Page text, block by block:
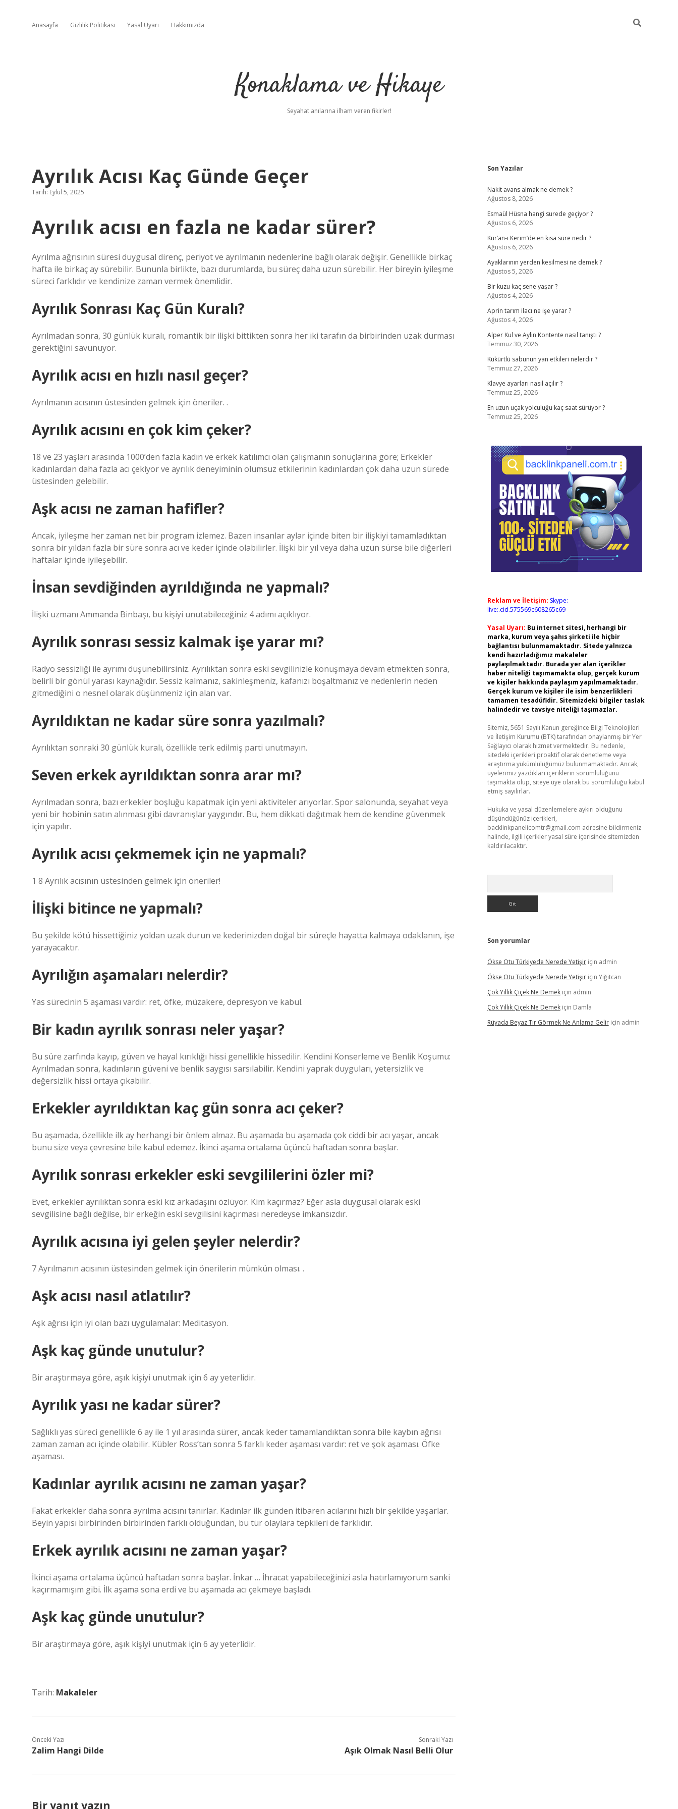
Anasayfa Gizlilik Politikası Yasal Uyarı Hakkımızda
Konaklama ve Hikaye
Seyahat anılarına ilham veren fikirler!
Ayrılık Acısı Kaç Günde Geçer
Tarih: Eylül 5, 2025
Ayrılık acısı en fazla ne kadar sürer?
Ayrılma ağrısının süresi duygusal direnç, periyot ve ayrılmanın nedenlerine bağlı olarak değişir. Genellikle birkaç
hafta ile birkaç ay sürebilir. Bununla birlikte, bazı durumlarda, bu süreç daha uzun sürebilir. Her bireyin iyileşme
süreci farklıdır ve kendinize zaman vermek önemlidir.
Ayrılık Sonrası Kaç Gün Kuralı?
Ayrılmadan sonra, 30 günlük kuralı, romantik bir ilişki bittikten sonra her iki tarafın da birbirinden uzak durması
gerektiğini savunuyor.
Ayrılık acısı en hızlı nasıl geçer?
Ayrılmanın acısının üstesinden gelmek için öneriler. .
Ayrılık acısını en çok kim çeker?
18 ve 23 yaşları arasında 1000’den fazla kadın ve erkek katılımcı olan çalışmanın sonuçlarına göre; Erkekler
kadınlardan daha fazla acı çekiyor ve ayrılık deneyiminin olumsuz etkilerinin kadınlardan çok daha uzun sürede
üstesinden gelebilir.
Aşk acısı ne zaman hafifler?
Ancak, iyileşme her zaman net bir program izlemez. Bazen insanlar aylar içinde biten bir ilişkiyi tamamladıktan
sonra bir yıldan fazla bir süre sonra acı ve keder içinde olabilirler. İlişki bir yıl veya daha uzun sürse bile diğerleri
haftalar içinde iyileşebilir.
İnsan sevdiğinden ayrıldığında ne yapmalı?
İlişki uzmanı Ammanda Binbaşı, bu kişiyi unutabileceğiniz 4 adımı açıklıyor.
Ayrılık sonrası sessiz kalmak işe yarar mı?
Radyo sessizliği ile ayrımı düşünebilirsiniz. Ayrılıktan sonra eski sevgilinizle konuşmaya devam etmekten sonra,
belirli bir gönül yarası kaynağıdır. Sessiz kalmanız, sakinleşmeniz, kafanızı boşaltmanız ve nedenlerin neden
gitmediğini o nesnel olarak düşünmeniz için alan var.
Ayrıldıktan ne kadar süre sonra yazılmalı?
Ayrılıktan sonraki 30 günlük kuralı, özellikle terk edilmiş parti unutmayın.
Seven erkek ayrıldıktan sonra arar mı?
Ayrılmadan sonra, bazı erkekler boşluğu kapatmak için yeni aktiviteler arıyorlar. Spor salonunda, seyahat veya
yeni bir hobinin satın alınması gibi davranışlar yaygındır. Bu, hem dikkati dağıtmak hem de kendine güvenmek
için yapılır.
Ayrılık acısı çekmemek için ne yapmalı?
1 8 Ayrılık acısının üstesinden gelmek için öneriler!
İlişki bitince ne yapmalı?
Bu şekilde kötü hissettiğiniz yoldan uzak durun ve kederinizden doğal bir süreçle hayatta kalmaya odaklanın, işe
yarayacaktır.
Ayrılığın aşamaları nelerdir?
Yas sürecinin 5 aşaması vardır: ret, öfke, müzakere, depresyon ve kabul.
Bir kadın ayrılık sonrası neler yaşar?
Bu süre zarfında kayıp, güven ve hayal kırıklığı hissi genellikle hissedilir. Kendini Konserleme ve Benlik Koşumu:
Ayrılmadan sonra, kadınların güveni ve benlik saygısı sarsılabilir. Kendini yaprak duyguları, yetersizlik ve
değersizlik hissi ortaya çıkabilir.
Erkekler ayrıldıktan kaç gün sonra acı çeker?
Bu aşamada, özellikle ilk ay herhangi bir önlem almaz. Bu aşamada bu aşamada çok ciddi bir acı yaşar, ancak
bunu size veya çevresine bile kabul edemez. İkinci aşama ortalama üçüncü haftadan sonra başlar.
Ayrılık sonrası erkekler eski sevgililerini özler mi?
Evet, erkekler ayrılıktan sonra eski kız arkadaşını özlüyor. Kim kaçırmaz? Eğer asla duygusal olarak eski
sevgilisine bağlı değilse, bir erkeğin eski sevgilisini kaçırması neredeyse imkansızdır.
Ayrılık acısına iyi gelen şeyler nelerdir?
7 Ayrılmanın acısının üstesinden gelmek için önerilerin mümkün olması. .
Aşk acısı nasıl atlatılır?
Aşk ağrısı için iyi olan bazı uygulamalar: Meditasyon.
Aşk kaç günde unutulur?
Bir araştırmaya göre, aşık kişiyi unutmak için 6 ay yeterlidir.
Ayrılık yası ne kadar sürer?
Sağlıklı yas süreci genellikle 6 ay ile 1 yıl arasında sürer, ancak keder tamamlandıktan sonra bile kaybın ağrısı
zaman zaman acı içinde olabilir. Kübler Ross’tan sonra 5 farklı keder aşaması vardır: ret ve şok aşaması. Öfke
aşaması.
Kadınlar ayrılık acısını ne zaman yaşar?
Fakat erkekler daha sonra ayrılma acısını tanırlar. Kadınlar ilk günden itibaren acılarını hızlı bir şekilde yaşarlar.
Beyin yapısı birbirinden birbirinden farklı olduğundan, bu tür olaylara tepkileri de farklıdır.
Erkek ayrılık acısını ne zaman yaşar?
İkinci aşama ortalama üçüncü haftadan sonra başlar. İnkar … İhracat yapabileceğinizi asla hatırlamıyorum sanki
kaçırmamışım gibi. İlk aşama sona erdi ve bu aşamada acı çekmeye başladı.
Aşk kaç günde unutulur?
Bir araştırmaya göre, aşık kişiyi unutmak için 6 ay yeterlidir.
Tarih: Makaleler
Önceki Yazı
Zalim Hangi Dilde
Sonraki Yazı
Aşık Olmak Nasıl Belli Olur
Bir yanıt yazın
Sidebar
Son Yazılar
Nakit avans almak ne demek ?
Ağustos 8, 2026
Esmaül Hüsna hangi surede geçiyor ?
Ağustos 6, 2026
Kur’an-ı Kerim’de en kısa süre nedir ?
Ağustos 6, 2026
Ayaklarının yerden kesilmesi ne demek ?
Ağustos 5, 2026
Bir kuzu kaç sene yaşar ?
Ağustos 4, 2026
Aprin tarım ilacı ne işe yarar ?
Ağustos 4, 2026
Alper Kul ve Aylin Kontente nasıl tanıştı ?
Temmuz 30, 2026
Kükürtlü sabunun yan etkileri nelerdir ?
Temmuz 27, 2026
Klavye ayarları nasıl açılır ?
Temmuz 25, 2026
En uzun uçak yolculuğu kaç saat sürüyor ?
Temmuz 25, 2026
Reklam ve İletişim: Skype:
live:.cid.575569c608265c69
Yasal Uyarı: Bu internet sitesi, herhangi bir
marka, kurum veya şahıs şirketi ile hiçbir
bağlantısı bulunmamaktadır. Sitede yalnızca
kendi hazırladığımız makaleler
paylaşılmaktadır. Burada yer alan içerikler
haber niteliği taşımamakta olup, gerçek kurum
ve kişiler hakkında paylaşım yapılmamaktadır.
Gerçek kurum ve kişiler ile isim benzerlikleri
tamamen tesadüfidir. Sitemizdeki bilgiler taslak
halindedir ve tavsiye niteliği taşımazlar.
Sitemiz, 5651 Sayılı Kanun gereğince Bilgi Teknolojileri
ve İletişim Kurumu (BTK) tarafından onaylanmış bir Yer
Sağlayıcı olarak hizmet vermektedir. Bu nedenle,
sitedeki içerikleri proaktif olarak denetleme veya
araştırma yükümlülüğümüz bulunmamaktadır. Ancak,
üyelerimiz yazdıkları içeriklerin sorumluluğunu
taşımakta olup, siteye üye olarak bu sorumluluğu kabul
etmiş sayılırlar.
Hukuka ve yasal düzenlemelere aykırı olduğunu
düşündüğünüz içerikleri,
backlinkpanelicomtr@gmail.com adresine bildirmeniz
halinde, ilgili içerikler yasal süre içerisinde sitemizden
kaldırılacaktır.
Son yorumlar
Ökse Otu Türkiyede Nerede Yetişiriçin admin
Ökse Otu Türkiyede Nerede Yetişiriçin Yiğitcan
Çok Yıllık Çiçek Ne Demekiçin admin
Çok Yıllık Çiçek Ne Demekiçin Damla
Rüyada Beyaz Tır Görmek Ne Anlama Geliriçin admin
ilbet yeni giriş